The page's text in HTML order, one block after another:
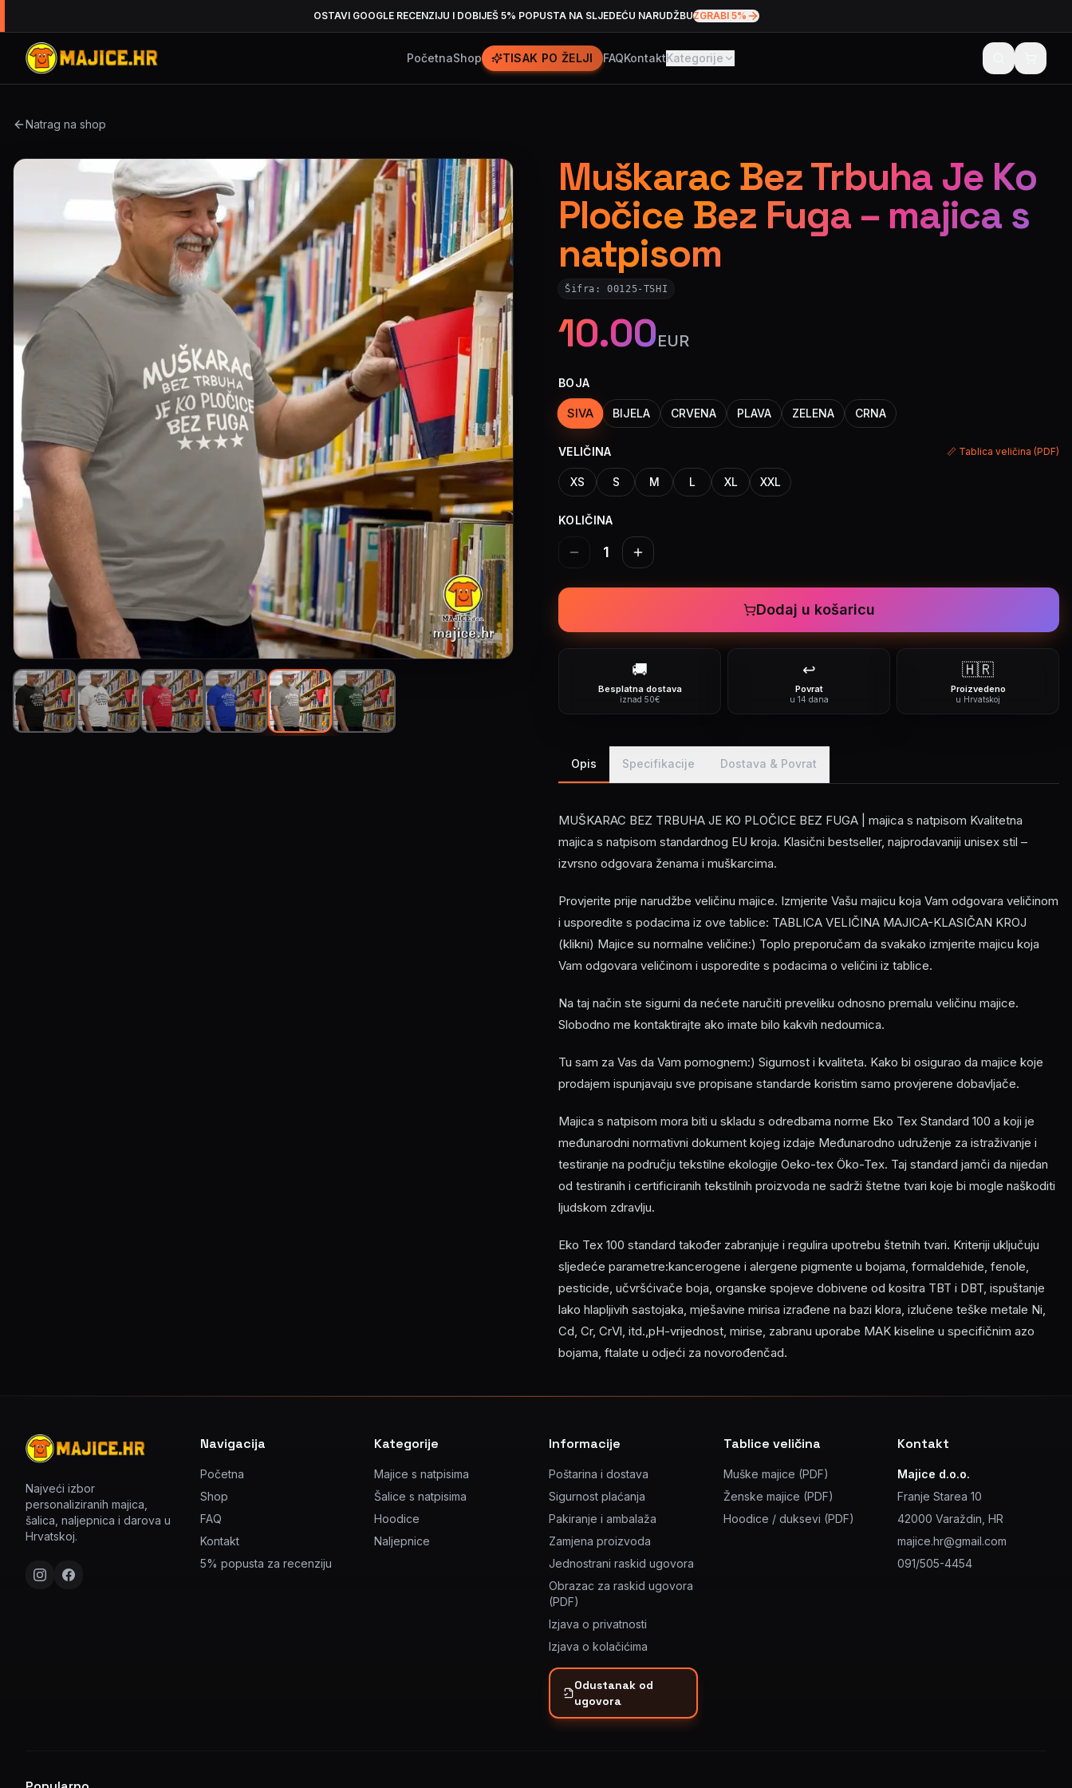
OSTAVI GOOGLE RECENZIJU I DOBIJEŠ 5% POPUSTA NA SLJEDEĆU NARUDŽBUZGRABI 5%
PočetnaShop TISAK PO ŽELJI FAQKontaktKategorije
Natrag na shop
Muškarac Bez Trbuha Je Ko
Pločice Bez Fuga – majica s
natpisom
Šifra:00125-TSHI
10.00EUR
BOJA
SIVA BIJELA CRVENA PLAVA ZELENA CRNA
VELIČINA 📏 Tablica veličina (PDF)
XS S M L XL XXL
KOLIČINA
1
Dodaj u košaricu
🚚
Besplatna dostava
iznad 50€
↩️
Povrat
u 14 dana
🇭🇷
Proizvedeno
u Hrvatskoj
Opis Specifikacije Dostava & Povrat
MUŠKARAC BEZ TRBUHA JE KO PLOČICE BEZ FUGA | majica s natpisom Kvalitetna
majica s natpisom standardnog EU kroja. Klasični bestseller, najprodavaniji unisex stil –
izvrsno odgovara ženama i muškarcima.
Provjerite prije narudžbe veličinu majice. Izmjerite Vašu majicu koja Vam odgovara veličinom
i usporedite s podacima iz ove tablice: TABLICA VELIČINA MAJICA-KLASIČAN KROJ
(klikni) Majice su normalne veličine:) Toplo preporučam da svakako izmjerite majicu koja
Vam odgovara veličinom i usporedite s podacima o veličini iz tablice.
Na taj način ste sigurni da nećete naručiti preveliku odnosno premalu veličinu majice.
Slobodno me kontaktirajte ako imate bilo kakvih nedoumica.
Tu sam za Vas da Vam pomognem:) Sigurnost i kvaliteta. Kako bi osigurao da majice koje
prodajem ispunjavaju sve propisane standarde koristim samo provjerene dobavljače.
Majica s natpisom mora biti u skladu s odredbama norme Eko Tex Standard 100 a koji je
međunarodni normativni dokument kojeg izdaje Međunarodno udruženje za istraživanje i
testiranje na području tekstilne ekologije Oeko-tex Öko-Tex. Taj standard jamči da nijedan
od testiranih i certificiranih tekstilnih proizvoda ne sadrži štetne tvari koje bi mogle naškoditi
ljudskom zdravlju.
Eko Tex 100 standard također zabranjuje i regulira upotrebu štetnih tvari. Kriteriji uključuju
sljedeće parametre:kancerogene i alergene pigmente u bojama, formaldehide, fenole,
pesticide, učvršćivače boja, organske spojeve dobivene od kositra TBT i DBT, ispuštanje
lako hlapljivih sastojaka, mješavine mirisa izrađene na bazi klora, izlučene teške metale Ni,
Cd, Cr, CrVl, itd.,pH-vrijednost, mirise, zabranu uporabe MAK kiseline u specifičnim azo
bojama, ftalate u odjeći za novorođenčad.
Najveći izbor
personaliziranih majica,
šalica, naljepnica i darova u
Hrvatskoj.
Navigacija
Početna
Shop
FAQ
Kontakt
5% popusta za recenziju
Kategorije
Majice s natpisima
Šalice s natpisima
Hoodice
Naljepnice
Informacije
Poštarina i dostava
Sigurnost plaćanja
Pakiranje i ambalaža
Zamjena proizvoda
Jednostrani raskid ugovora
Obrazac za raskid ugovora
(PDF)
Izjava o privatnosti
Izjava o kolačićima
Odustanak od
ugovora
Tablice veličina
Muške majice (PDF)
Ženske majice (PDF)
Hoodice / duksevi (PDF)
Kontakt
Majice d.o.o.
Franje Starea 10
42000 Varaždin, HR
majice.hr@gmail.com
091/505-4454